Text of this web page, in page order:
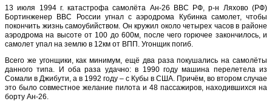
13 июля 1994 г. катастрофа самолёта Ан-26 ВВС РФ, р-н Ляхово (РФ)
Бортинженер ВВС России угнал с аэродрома Кубинка самолет, чтобы
покончить жизнь самоубийством. Он кружил около четырех часов в районе
аэродрома на высоте от 100 до 600м, после чего горючее закончилось, и
самолет упал на землю в 12км от ВПП. Угонщик погиб.
Всего же угонщики, как минимум, ещё два раза покушались на самолёты
данного типа. И оба раза удачно: в 1990 году машина перелетела из
Сомали в Джибути, а в 1992 году – с Кубы в США. Причём, во втором случае
это было совместное желание пилота и 48 пассажиров, находившихся на
борту Ан-26.